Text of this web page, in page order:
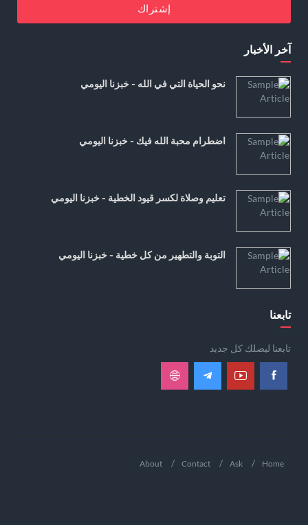
إشتراك
آخر الأخبار
نحو الحياة التي في الله - خبزنا اليومي
اضطرام محبة الله فيك - خبزنا اليومي
تعليم وصلاة لكسر قيود الخطية - خبزنا اليومي
التوبة والتطهير من كل خطية - خبزنا اليومي
تابعنا
تابعنا ليصلك كل جديد
Home
Ask
Contact
About